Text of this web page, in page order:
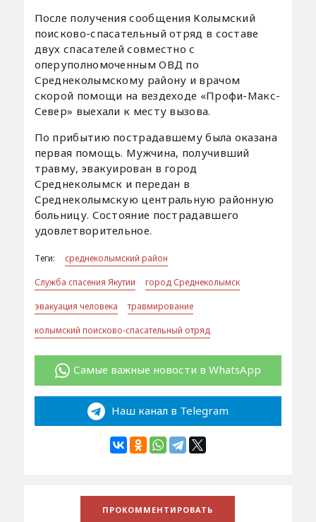
После получения сообщения Колымский
поисково-спасательный отряд в составе
двух спасателей совместно с
оперуполномоченным ОВД по
Среднеколымскому району и врачом
скорой помощи на вездеходе «Профи-Макс-
Север» выехали к месту вызова.
По прибытию пострадавшему была оказана
первая помощь. Мужчина, получивший
травму, эвакуирован в город
Среднеколымск и передан в
Среднеколымскую центральную районную
больницу. Состояние пострадавшего
удовлетворительное.
Теги:
среднеколымский район
Служба спасения Якутии
город Среднеколымск
эвакуация человека
травмирование
колымский поисково-спасательный отряд
Самые важные новости в WhatsApp
Наш канал в Telegram